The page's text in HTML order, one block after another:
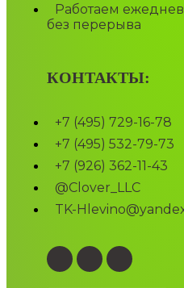
Работаем
без перерыва
КОНТАКТЫ:
+7 (495) 729-16-78
+7 (495) 532-79-73
+7 (926) 362-11-43
@Clover_LLC
TK-